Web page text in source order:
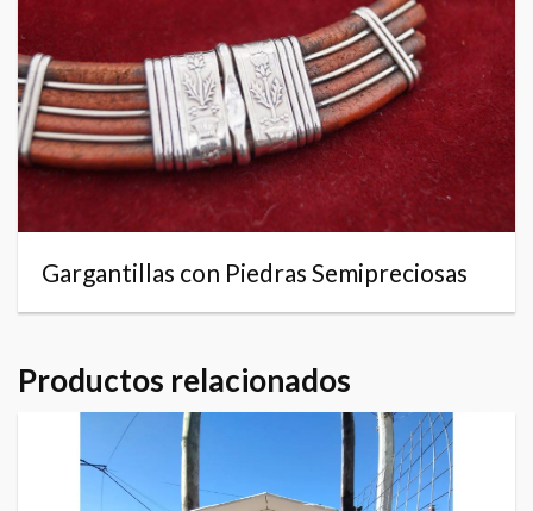
Gargantillas con Piedras Semipreciosas
Productos relacionados